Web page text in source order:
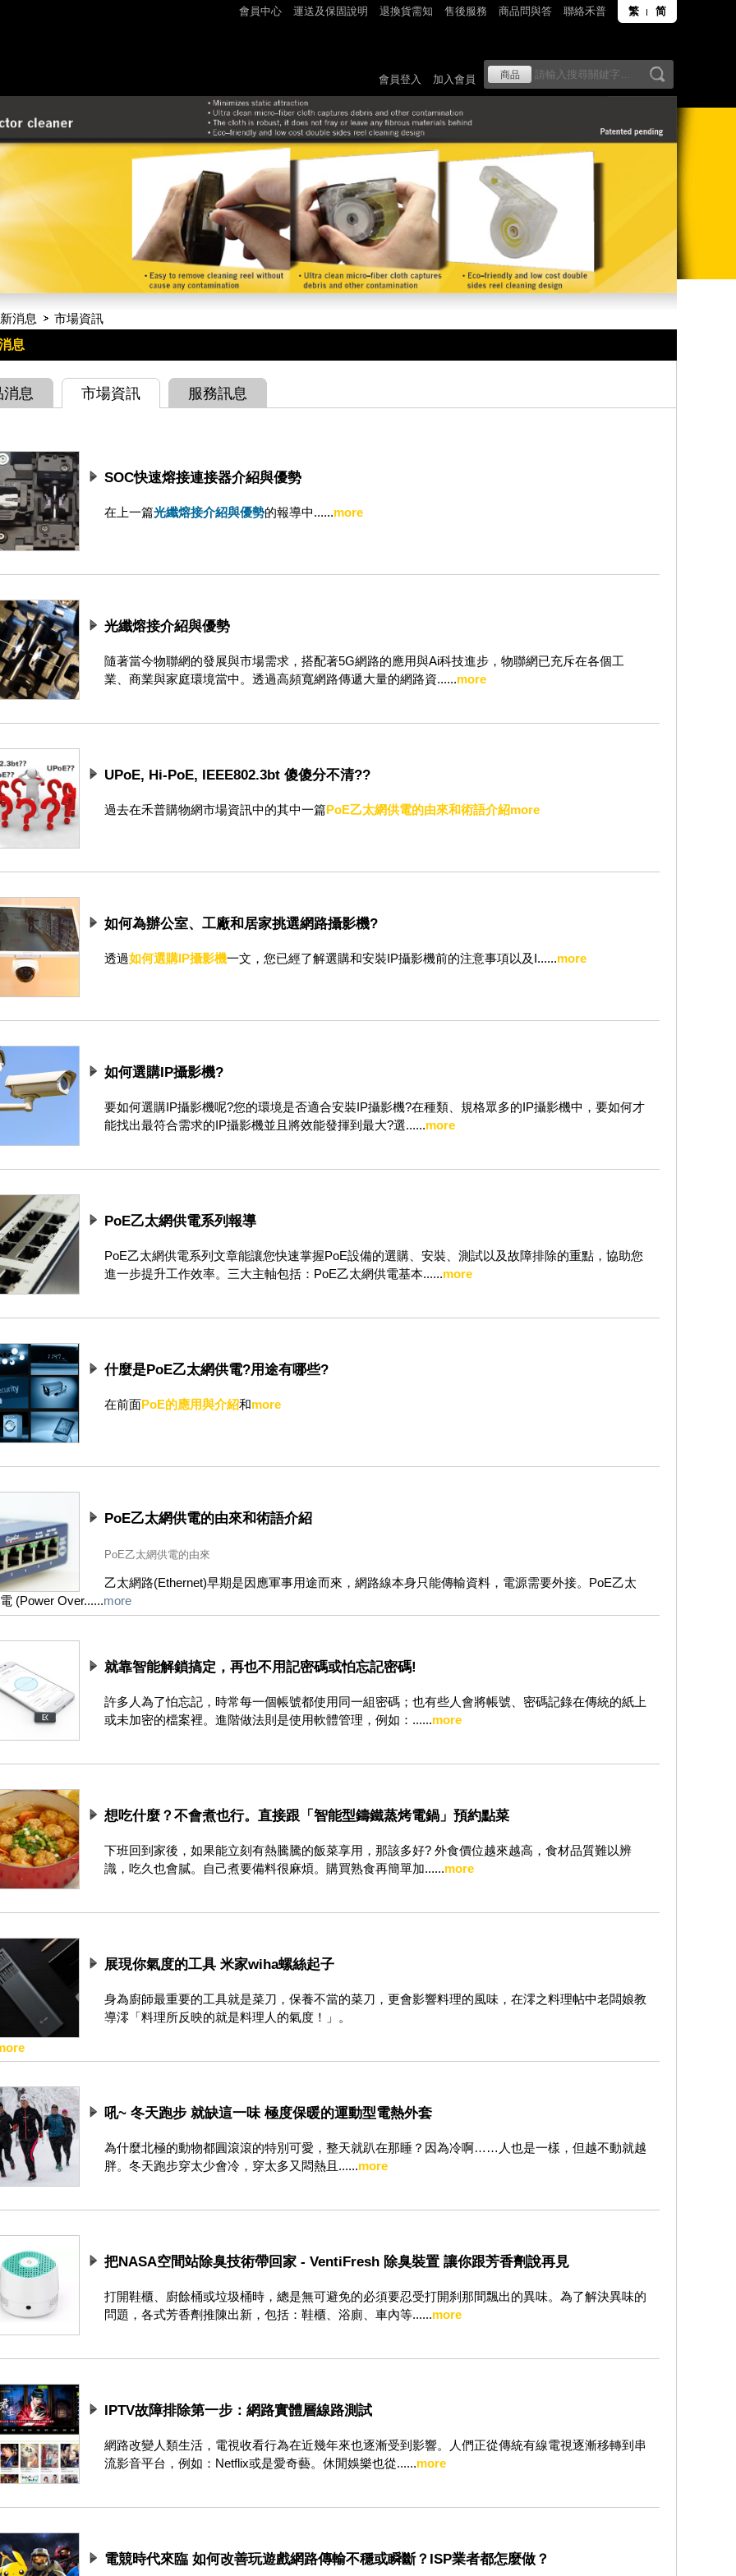
會員中心 運送及保固說明 退換貨需知 售後服務 商品問與答 聯絡禾普 繁 简
會員登入 加入會員
消息
市場資訊
息
消息 市場資訊 服務訊息
SOC快速熔接連接器介紹與優勢
在上一篇光纖熔接介紹與優勢的報導中......more
光纖熔接介紹與優勢
隨著當今物聯網的發展與市場需求，搭配著5G網路的應用與Ai科技進步，物聯網已充斥在各個工
業、商業與家庭環境當中。透過高頻寬網路傳遞大量的網路資......more
UPoE, Hi-PoE, IEEE802.3bt 傻傻分不清??
過去在禾普購物網市場資訊中的其中一篇PoE乙太網供電的由來和術語介紹more
如何為辦公室、工廠和居家挑選網路攝影機?
透過如何選購IP攝影機一文，您已經了解選購和安裝IP攝影機前的注意事項以及I......more
如何選購IP攝影機?
要如何選購IP攝影機呢?您的環境是否適合安裝IP攝影機?在種類、規格眾多的IP攝影機中，要如何才
能找出最符合需求的IP攝影機並且將效能發揮到最大?選......more
PoE乙太網供電系列報導
PoE乙太網供電系列文章能讓您快速掌握PoE設備的選購、安裝、測試以及故障排除的重點，協助您
進一步提升工作效率。三大主軸包括：PoE乙太網供電基本......more
什麼是PoE乙太網供電?用途有哪些?
在前面PoE的應用與介紹和more
PoE乙太網供電的由來和術語介紹
PoE乙太網供電的由來
乙太網路(Ethernet)早期是因應軍事用途而來，網路線本身只能傳輸資料，電源需要外接。PoE乙太
(Power Over......more
就靠智能解鎖搞定，再也不用記密碼或怕忘記密碼!
許多人為了怕忘記，時常每一個帳號都使用同一組密碼；也有些人會將帳號、密碼記錄在傳統的紙上
或未加密的檔案裡。進階做法則是使用軟體管理，例如：......more
想吃什麼？不會煮也行。直接跟「智能型鑄鐵蒸烤電鍋」預約點菜
下班回到家後，如果能立刻有熱騰騰的飯菜享用，那該多好? 外食價位越來越高，食材品質難以辨
識，吃久也會膩。自己煮要備料很麻煩。購買熟食再簡單加......more
展現你氣度的工具 米家wiha螺絲起子
身為廚師最重要的工具就是菜刀，保養不當的菜刀，更會影響料理的風味，在澪之料理帖中老闆娘教
導澪「料理所反映的就是料理人的氣度！」。
吼~ 冬天跑步 就缺這一味 極度保暖的運動型電熱外套
為什麼北極的動物都圓滾滾的特別可愛，整天就趴在那睡？因為冷啊……人也是一樣，但越不動就越
胖。冬天跑步穿太少會冷，穿太多又悶熱且......more
把NASA空間站除臭技術帶回家 - VentiFresh 除臭裝置 讓你跟芳香劑說再見
打開鞋櫃、廚餘桶或垃圾桶時，總是無可避免的必須要忍受打開刹那間飄出的異味。為了解決異味的
問題，各式芳香劑推陳出新，包括：鞋櫃、浴廁、車內等......more
IPTV故障排除第一步：網路實體層線路測試
網路改變人類生活，電視收看行為在近幾年來也逐漸受到影響。人們正從傳統有線電視逐漸移轉到串
流影音平台，例如：Netflix或是愛奇藝。休閒娛樂也從......more
電競時代來臨 如何改善玩遊戲網路傳輸不穩或瞬斷？ISP業者都怎麼做？